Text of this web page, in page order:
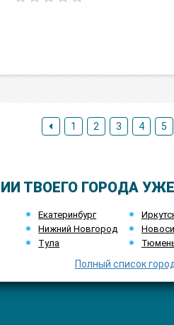
1 2 3 4 5
ТВОЕГО ГОРОДА
Екатеринбург
Нижний Новгород
Тула
Полный список